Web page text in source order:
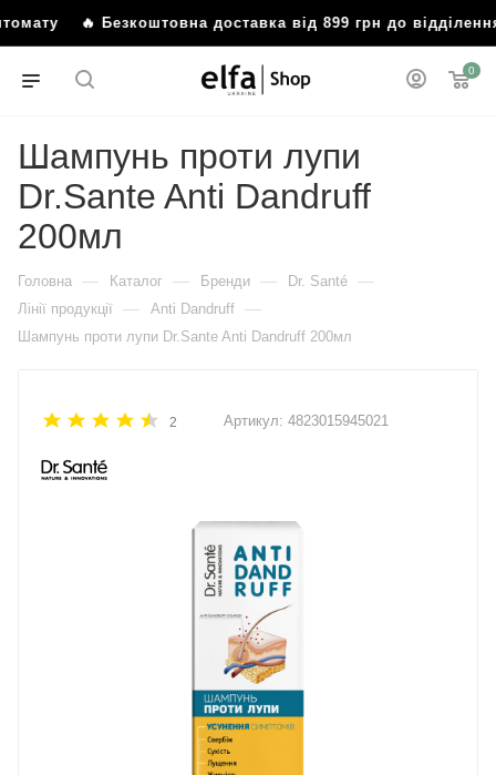
🔥 Безкоштовна доставка від 899 грн до
0
Шампунь проти лупи
Dr.Sante Anti Dandruff
200мл
Головна — Каталог — Бренди — Dr. Santé —
Лінії продукції — Anti Dandruff —
Шампунь проти лупи Dr.Sante Anti Dandruff 200мл
2 Артикул: 4823015945021